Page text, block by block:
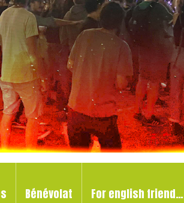
Bénévolat For english friend…